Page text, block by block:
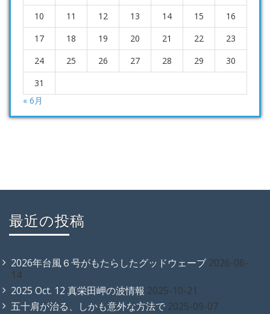
10
11 12 13 14 15
16
17
18 19 20 21 22
23
24
25 26 27 28 29
30
31
« 6月
最近の投稿
2026年台風６号がもたらしたグッドウェーブ 2026-06-
14
2025 Oct. 12 真栄田岬の波情報 2025-10-21
五十肩が治る、しかも意外な方法で 2025-09-07